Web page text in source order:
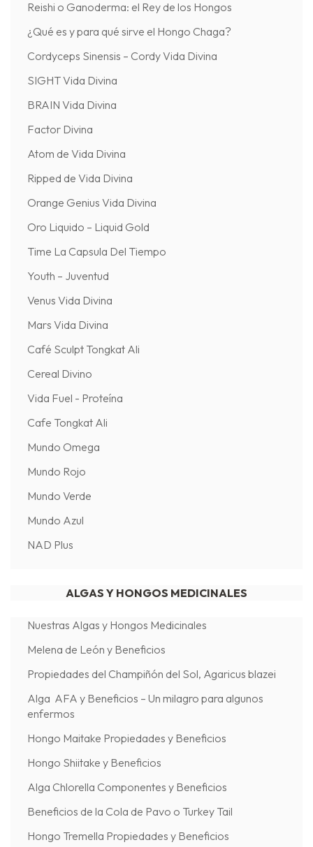
Reishi o Ganoderma: el Rey de los Hongos
¿Qué es y para qué sirve el Hongo Chaga?
Cordyceps Sinensis – Cordy Vida Divina
SIGHT Vida Divina
BRAIN Vida Divina
Factor Divina
Atom de Vida Divina
Ripped de Vida Divina
Orange Genius Vida Divina
Oro Liquido – Liquid Gold
Time La Capsula Del Tiempo
Youth – Juventud
Venus Vida Divina
Mars Vida Divina
Café Sculpt Tongkat Ali
Cereal Divino
Vida Fuel - Proteína
Cafe Tongkat Ali
Mundo Omega
Mundo Rojo
Mundo Verde
Mundo Azul
NAD Plus
ALGAS Y HONGOS MEDICINALES
Nuestras Algas y Hongos Medicinales
Melena de León y Beneficios
Propiedades del Champiñón del Sol, Agaricus blazei
Alga AFA y Beneficios – Un milagro para algunos
enfermos
Hongo Maitake Propiedades y Beneficios
Hongo Shiitake y Beneficios
Alga Chlorella Componentes y Beneficios
Beneficios de la Cola de Pavo o Turkey Tail
Hongo Tremella Propiedades y Beneficios